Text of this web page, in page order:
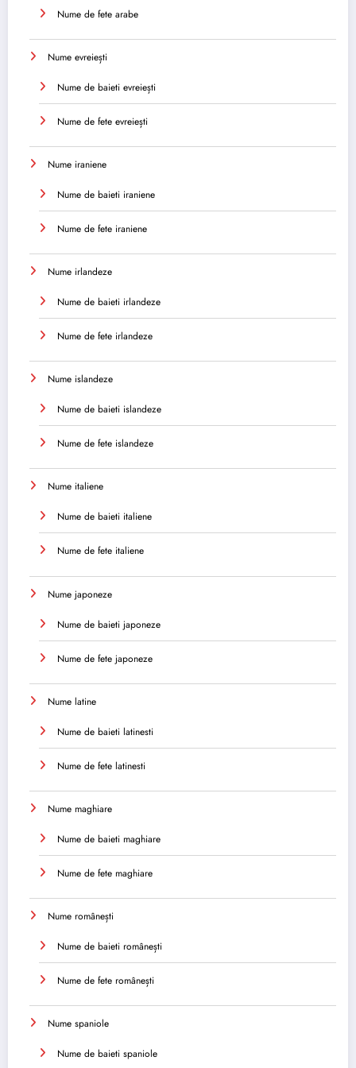
Nume de fete arabe
Nume evreiești
Nume de baieti evreiești
Nume de fete evreiești
Nume iraniene
Nume de baieti iraniene
Nume de fete iraniene
Nume irlandeze
Nume de baieti irlandeze
Nume de fete irlandeze
Nume islandeze
Nume de baieti islandeze
Nume de fete islandeze
Nume italiene
Nume de baieti italiene
Nume de fete italiene
Nume japoneze
Nume de baieti japoneze
Nume de fete japoneze
Nume latine
Nume de baieti latinesti
Nume de fete latinesti
Nume maghiare
Nume de baieti maghiare
Nume de fete maghiare
Nume românești
Nume de baieti românești
Nume de fete românești
Nume spaniole
Nume de baieti spaniole